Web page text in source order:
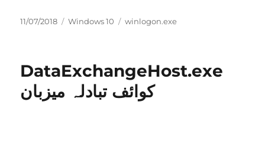
ਸੰਪਾਦਿਤ
11/07/2018 ਸ਼੍ਰੇਣੀਆਂ
Windows 10 ਟੈਗ
winlogon.exe
DataExchangeHost.exe
‎‎کوائف تبادلہ میزبان